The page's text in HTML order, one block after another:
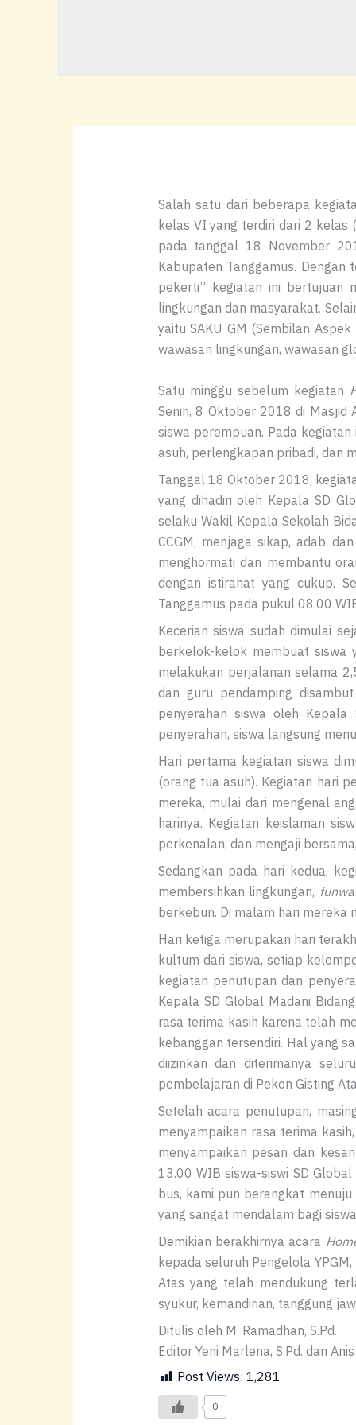
Salah satu dari beberapa
kelas VI yang terdiri dari 2 kelas
pada tanggal 18 November
Kabupaten Tanggamus.
pekerti” kegiatan ini bertujuan
lingkungan dan masyarakat.
yaitu SAKU GM (Sembilan
wawasan lingkungan, wawasan
Satu minggu sebelum kegiatan
Senin, 8 Oktober 2018 di
siswa perempuan. Pada
asuh, perlengkapan pribadi, dan
Tanggal 18 Oktober 2018,
yang dihadiri oleh Kepala SD
selaku Wakil Kepala Sekolah
CCGM, menjaga sikap, adab
menghormati dan membantu
dengan istirahat yang cukup.
Tanggamus pada pukul 08.00
Kecerian siswa sudah dimulai
berkelok-kelok membuat siswa
melakukan perjalanan selama
dan guru pendamping
penyerahan siswa oleh Kepala
penyerahan, siswa langsung
Hari pertama kegiatan siswa
(orang tua asuh). Kegiatan hari
mereka, mulai dari mengenal
harinya. Kegiatan keislaman
perkenalan, dan mengaji
Sedangkan pada hari kedua,
membersihkan lingkungan,
berkebun. Di malam hari
Hari ketiga merupakan hari
kultum dari siswa, setiap
kegiatan penutupan dan
Kepala SD Global Madani
rasa terima kasih karena telah
kebanggan tersendiri. Hal yang
diizinkan dan diterimanya
pembelajaran di Pekon Gisting
Setelah acara penutupan,
menyampaikan rasa terima
menyampaikan pesan dan
13.00 WIB siswa-siswi SD
bus, kami pun berangkat
yang sangat mendalam bagi
Demikian berakhirnya acara
kepada seluruh Pengelola
Atas yang telah mendukung
syukur, kemandirian, tanggung
Ditulis oleh M. Ramadhan, S.Pd.
Editor Yeni Marlena, S.Pd. dan
Post Views: 1,281
0